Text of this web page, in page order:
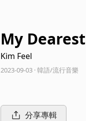
My
Kim Feel
2023-09-03 · 韓語/流行音樂
分享專輯